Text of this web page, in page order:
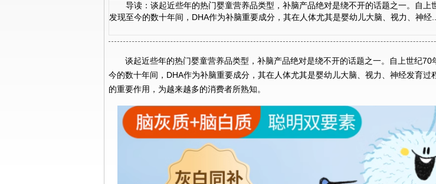
导读：谈起近些年的热门婴童营养品类型，补脑产品绝对是绕不开的话题之一。自上
发现至今的数十年间，DHA作为补脑重要成分，其在人体尤其是婴幼儿大脑、视力、神经...
谈起近些年的热门婴童营养品类型，补脑产品绝对是绕不开的话题之一。自上世纪70
今的数十年间，DHA作为补脑重要成分，其在人体尤其是婴幼儿大脑、视力、神经发育过
的重要作用，为越来越多的消费者所熟知。